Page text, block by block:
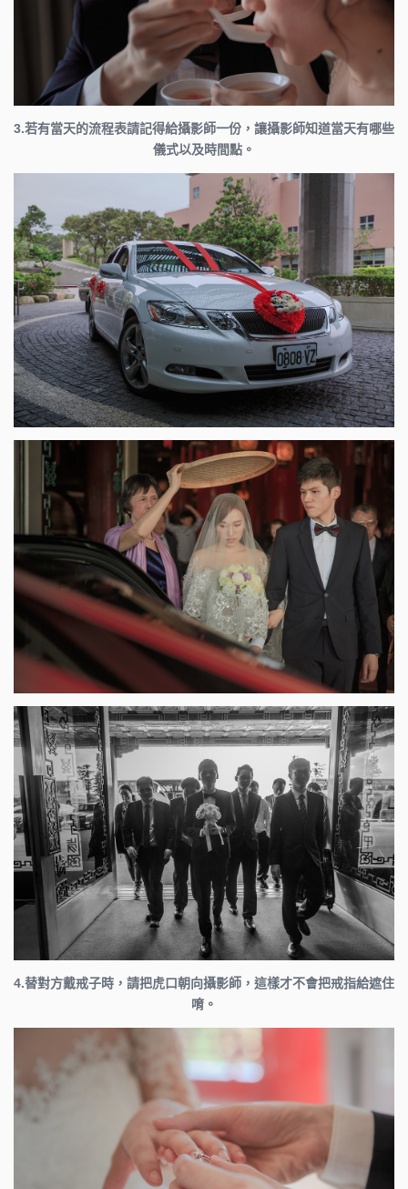
3.若有當天的流程表請記得給攝影師一份，讓攝影師知道當天有哪些
儀式以及時間點。
4.替對方戴戒子時，請把虎口朝向攝影師，這樣才不會把戒指給遮住
唷。